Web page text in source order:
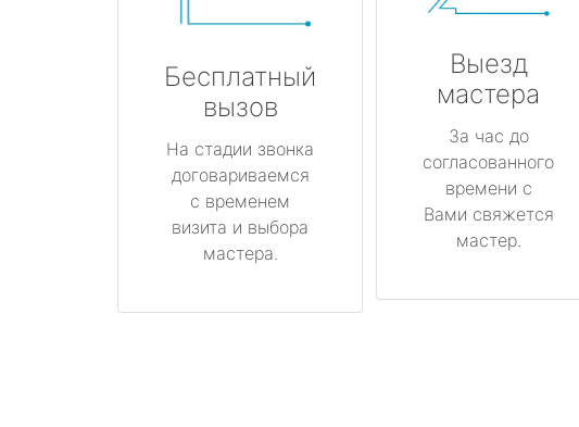
Бесплатный
вызов
На стадии звонка
договариваемся
с временем
визита и выбора
мастера.
Выезд
мастера
За час до
согласованного
времени с
Вами свяжется
мастер.